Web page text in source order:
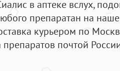
в аптеке вслух,
препаратан на
курьером по
почтой